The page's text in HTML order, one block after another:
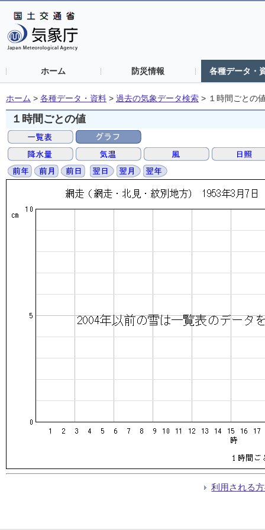
ホーム 防災情報 各種データ・
ホーム > 各種データ・資料 > 過去の気象データ検索 > １時間ごとの
１時間ごとの値
利用される